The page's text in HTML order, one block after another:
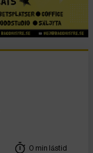
0 min lästid